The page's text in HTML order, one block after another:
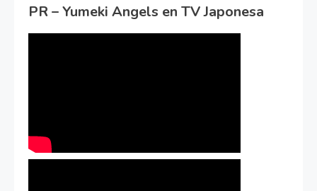
PR – Yumeki Angels en TV Japonesa